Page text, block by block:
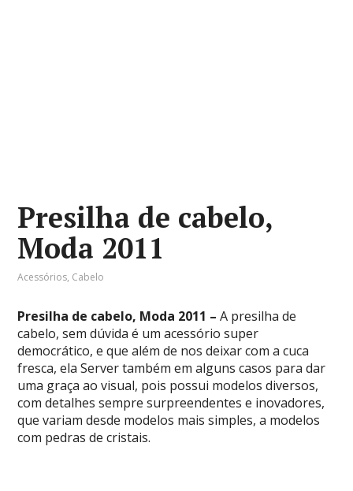
Presilha de cabelo,
Moda 2011
Acessórios, Cabelo
Presilha de cabelo, Moda 2011 –A presilha de
cabelo, sem dúvida é um acessório super
democrático, e que além de nos deixar com a cuca
fresca, ela Server também em alguns casos para dar
uma graça ao visual, pois possui modelos diversos,
com detalhes sempre surpreendentes e inovadores,
que variam desde modelos mais simples, a modelos
com pedras de cristais.